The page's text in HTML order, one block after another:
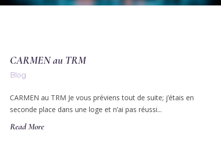
CARMEN au TRM
Blog
CARMEN au TRM Je vous préviens tout de suite; j’étais en
seconde place dans une loge et n’ai pas réussi...
Read More